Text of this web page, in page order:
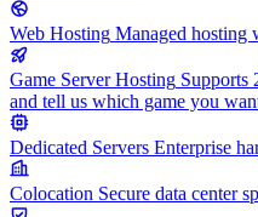
Web Hosting Managed hosting
Game Server Hosting Supports
and tell us which game you
Dedicated Servers Enterprise
Colocation Secure data center